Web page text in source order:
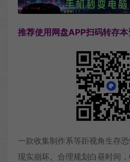
推荐使用网盘APP扫码转存
一款收集制作系等距视角生存
现实崩坏。合理规划白昼时间